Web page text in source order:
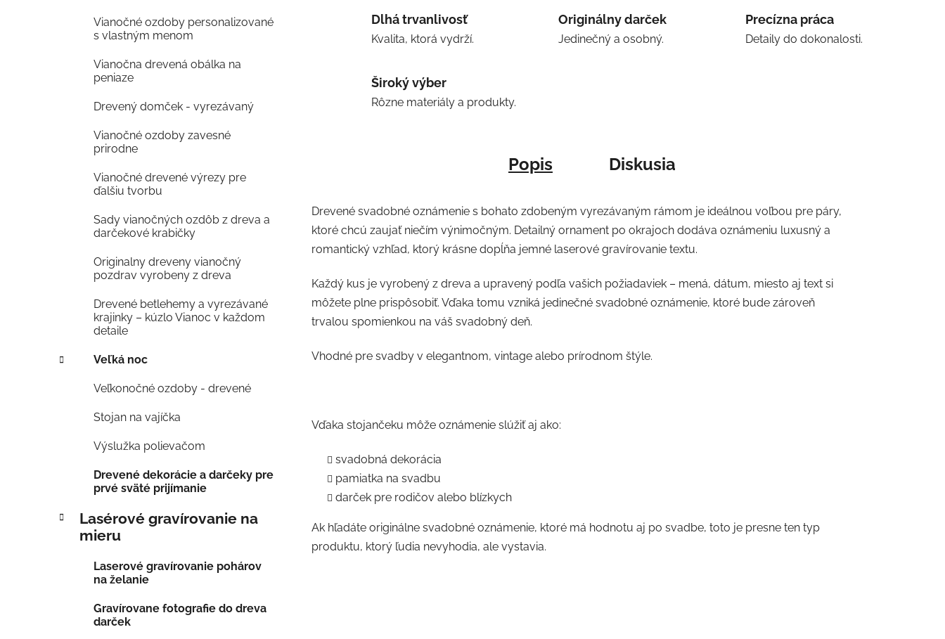
Vianočné ozdoby personalizované
s vlastným menom
Vianočna drevená obálka na
peniaze
Drevený domček - vyrezávaný
Vianočné ozdoby zavesné
prirodne
Vianočné drevené výrezy pre
ďalšiu tvorbu
Sady vianočných ozdôb z dreva a
darčekové krabičky
Originalny dreveny vianočný
pozdrav vyrobeny z dreva
Drevené betlehemy a vyrezávané
krajinky – kúzlo Vianoc v každom
detaile
Veľká noc
Veľkonočné ozdoby - drevené
Stojan na vajíčka
Výslužka polievačom
Drevené dekorácie a darčeky pre
prvé sväté prijímanie
Lasérové gravírovanie na
mieru
Laserové gravírovanie pohárov
na želanie
Gravírovane fotografie do dreva
darček
Dlhá trvanlivosť
Kvalita, ktorá vydrží.
Originálny darček
Jedinečný a osobný.
Precízna práca
Detaily do dokonalosti.
Široký výber
Rôzne materiály a produkty.
Popis Diskusia
Drevené svadobné oznámenie s bohato zdobeným vyrezávaným rámom je ideálnou voľbou pre páry,
ktoré chcú zaujať niečím výnimočným. Detailný ornament po okrajoch dodáva oznámeniu luxusný a
romantický vzhľad, ktorý krásne dopĺňa jemné laserové gravírovanie textu.
Každý kus je vyrobený z dreva a upravený podľa vašich požiadaviek – mená, dátum, miesto aj text si
môžete plne prispôsobiť. Vďaka tomu vzniká jedinečné svadobné oznámenie, ktoré bude zároveň
trvalou spomienkou na váš svadobný deň.
Vhodné pre svadby v elegantnom, vintage alebo prírodnom štýle.
Vďaka stojančeku môže oznámenie slúžiť aj ako:
svadobná dekorácia
pamiatka na svadbu
darček pre rodičov alebo blízkych
Ak hľadáte originálne svadobné oznámenie, ktoré má hodnotu aj po svadbe, toto je presne ten typ
produktu, ktorý ľudia nevyhodia, ale vystavia.